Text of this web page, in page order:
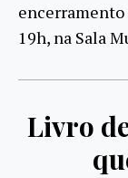
encerramento
19h, na Sala
Livro